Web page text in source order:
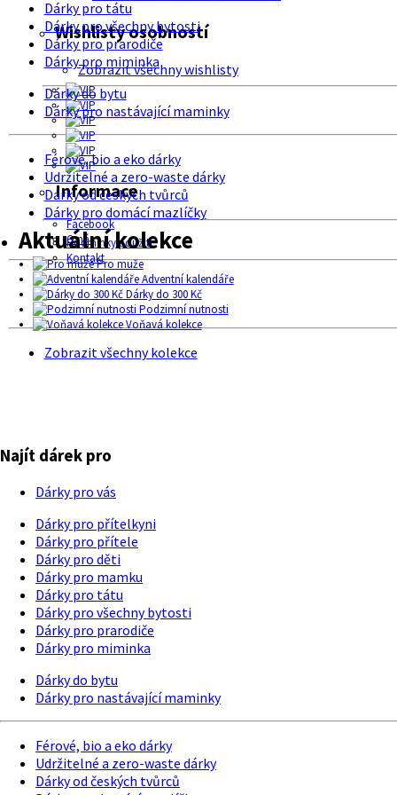
Wishlisty osobností
Zobrazit všechny wishlisty
Informace
Facebook
O nás
Podmínky použití
Kontakt
Dárky pro tátu
Dárky pro všechny bytosti
Dárky pro prarodiče
Dárky pro miminka
Dárky do bytu
Dárky pro nastávající maminky
Férové, bio a eko dárky
Udržitelné a zero-waste dárky
Dárky od českých tvůrců
Dárky pro domácí mazlíčky
Aktuální kolekce
Pro muže
Adventní kalendáře
Dárky do 300 Kč
Podzimní nutnosti
Voňavá kolekce
Zobrazit všechny kolekce
Najít dárek pro
Dárky pro vás
Dárky pro přítelkyni
Dárky pro přítele
Dárky pro děti
Dárky pro mamku
Dárky pro tátu
Dárky pro všechny bytosti
Dárky pro prarodiče
Dárky pro miminka
Dárky do bytu
Dárky pro nastávající maminky
Férové, bio a eko dárky
Udržitelné a zero-waste dárky
Dárky od českých tvůrců